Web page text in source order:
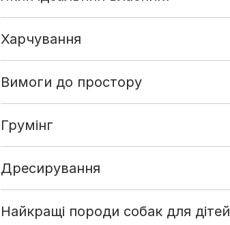
Харчування
Вимоги до простору
Грумінг
Дресирування
Найкращі породи собак для дітей